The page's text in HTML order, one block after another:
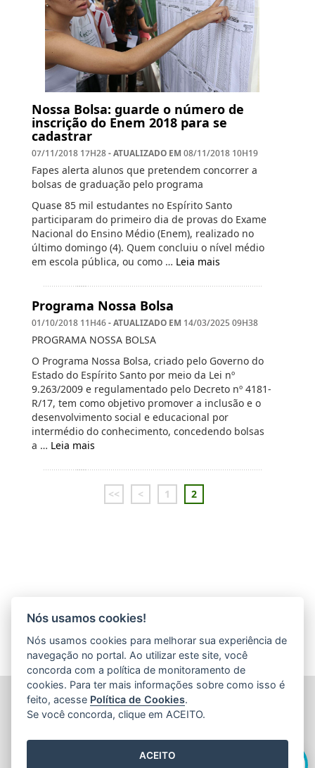
Nossa Bolsa: guarde o número de
inscrição do Enem 2018 para se
cadastrar
07/11/2018 17H28- ATUALIZADO EM 08/11/2018 10H19
Fapes alerta alunos que pretendem concorrer a
bolsas de graduação pelo programa
Quase 85 mil estudantes no Espírito Santo
participaram do primeiro dia de provas do Exame
Nacional do Ensino Médio (Enem), realizado no
último domingo (4). Quem concluiu o nível médio
em escola pública, ou como … Leia mais
Programa Nossa Bolsa
01/10/2018 11H46- ATUALIZADO EM 14/03/2025 09H38
PROGRAMA NOSSA BOLSA
O Programa Nossa Bolsa, criado pelo Governo do
Estado do Espírito Santo por meio da Lei nº
9.263/2009 e regulamentado pelo Decreto nº 4181-
R/17, tem como objetivo promover a inclusão e o
desenvolvimento social e educacional por
intermédio do conhecimento, concedendo bolsas
a … Leia mais
<< < 1 2
Olá! Sou a
FUNDAÇÃO DE AMPARO À PESQUISA E INOVAÇÃO DO
ESPÍRITO SANTO (FAPES)
CEP: 29066-380 - Vitória / ES
Tel.: 27 3636 1850
Nós usamos cookies!
Nós usamos cookies para melhorar sua experiência de
navegação no portal. Ao utilizar este site, você
concorda com a política de monitoramento de
cookies. Para ter mais informações sobre como isso é
feito, acesse Política de Cookies.
Se você concorda, clique em ACEITO.
ACEITO